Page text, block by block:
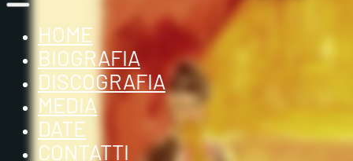
HOME
BIOGRAFIA
DISCOGRAFIA
MEDIA
DATE
CONTATTI